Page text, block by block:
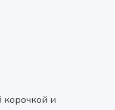
корочкой и